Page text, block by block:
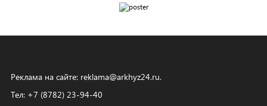
Реклама на сайте: reklama@arkhyz24.ru.
Тел: +7 (8782) 23‑94‑40